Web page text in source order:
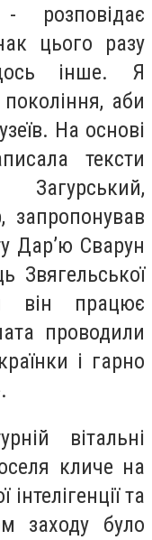
розповідає
цього разу
інше. Я
аби
На основі
тексти
Загурський,
запропонував
Дар’ю Сварун
Звягельської
він працює
проводили
і гарно
вітальні
кличе на
та
заходу було